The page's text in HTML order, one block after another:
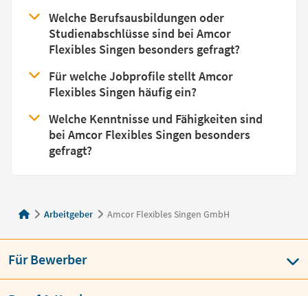
Welche Berufsausbildungen oder
Studienabschlüsse sind bei Amcor
Flexibles Singen besonders gefragt?
Für welche Jobprofile stellt Amcor
Flexibles Singen häufig ein?
Welche Kenntnisse und Fähigkeiten sind
bei Amcor Flexibles Singen besonders
gefragt?
Arbeitgeber Amcor Flexibles Singen GmbH
Für Bewerber